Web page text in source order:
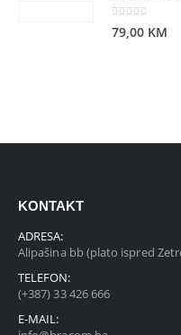
0out of 5
79,00 KM
KONTAKT
ADRESA:
Alipašina bb (plato ispred
TELEFON:
(+387) 33 426 666
E-MAIL: